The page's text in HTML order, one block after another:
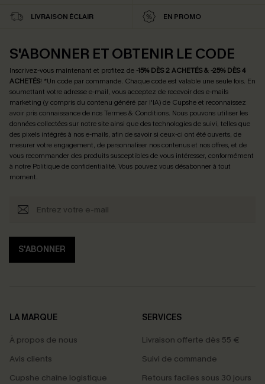
LIVRAISON ÉCLAIR EN PROMO
S'ABONNER ET OBTENIR LE CODE
Inscrivez-vous maintenant et profitez de -15% DÈS 2 ACHETÉS & -25% DÈS 4
ACHETÉS! *Un code par commande. Chaque code est valable une seule fois. En
soumettant votre adresse e-mail, vous acceptez de recevoir des e-mails
marketing (y compris du contenu généré par l'IA) de Cupshe et reconnaissez
avoir pris connaissance de nosTermes & Conditions. Nous pouvons utiliser les
données collectées sur notre site ainsi que des technologies de suivi, telles que
des pixels intégrés à nos e-mails, afin de savoir si ceux-ci ont été ouverts, de
mesurer votre engagement, de personnaliser nos contenus et nos offres, et de
vous recommander des produits susceptibles de vous intéresser, conformément
à notre Politique de confidentialité. Vous pouvez vous désabonner à tout
moment.
S'ABONNER
LA MARQUE
À propos de nous
Avis clients
Cupshe chaîne logistique
SERVICES
Livraison offerte dès 55 €
Suivi de commande
Retours faciles sous 30 jours